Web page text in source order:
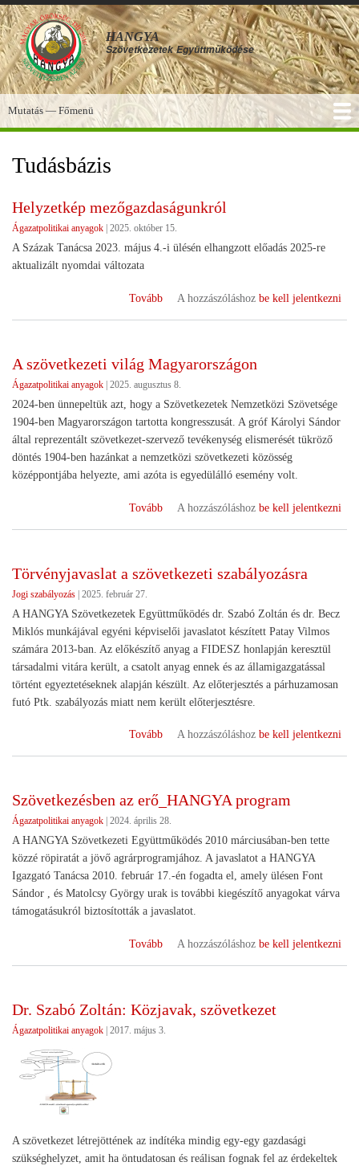
Ugrás
a
tartalomra
HANGYA
Szövetkezetek Együttműködése
Főmenü
Mutatás — Főmenü
Tudásbázis
Helyzetkép mezőgazdaságunkról
Ágazatpolitikai anyagok 2025. október 15.
A Százak Tanácsa 2023. május 4.-i ülésén elhangzott előadás 2025-re
aktualizált nyomdai változata
Tovább
(Helyzetkép
A hozzászóláshoz be kell jelentkezni
A szövetkezeti világ Magyarországon
Ágazatpolitikai anyagok | 2025. augusztus 8.
2024-ben ünnepeltük azt, hogy a Szövetkezetek Nemzetközi Szövetsége
1904-ben Magyarországon tartotta kongresszusát. A gróf Károlyi Sándor
által reprezentált szövetkezet-szervező tevékenység elismerését tükröző
döntés 1904-ben hazánkat a nemzetközi szövetkezeti közösség
középpontjába helyezte, ami azóta is egyedülálló esemény volt.
Tovább A hozzászóláshoz be kell jelentkezni
Törvényjavaslat a szövetkezeti szabályozásra
Jogi szabályozás | 2025. február 27.
A HANGYA Szövetkezetek Együttműködés dr. Szabó Zoltán és dr. Becz
Miklós munkájával egyéni képviselői javaslatot készített Patay Vilmos
számára 2013-ban. Az előkészítő anyag a FIDESZ honlapján keresztül
társadalmi vitára került, a csatolt anyag ennek és az államigazgatással
történt egyeztetéseknek alapján készült. Az előterjesztés a párhuzamosan
futó Ptk. szabályozás miatt nem került előterjesztésre.
Tovább
(Törvényjavaslat
A hozzászóláshoz be kell jelentkezni
Szövetkezésben az erő_HANGYA program
Ágazatpolitikai anyagok 2024. április 28.
A HANGYA Szövetkezeti Együttműködés 2010 márciusában-ben tette
közzé röpiratát a jövő agrárprogramjához. A javaslatot a HANGYA
Igazgató Tanácsa 2010. február 17.-én fogadta el, amely ülésen Font
Sándor , és Matolcsy György urak is további kiegészítő anyagokat várva
támogatásukról biztosították a javaslatot.
Tovább
(Szövetkezésben
A hozzászóláshoz be kell jelentkezni
Dr. Szabó Zoltán: Közjavak, szövetkezet
Ágazatpolitikai anyagok 2017. május 3.
A szövetkezet létrejöttének az indítéka mindig egy-egy gazdasági
szükséghelyzet, amit ha öntudatosan és reálisan fognak fel az érdekeltek